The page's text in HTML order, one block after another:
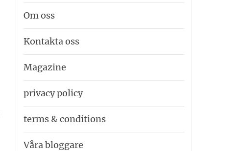
Om oss
Kontakta oss
Magazine
privacy policy
terms & conditions
Våra bloggare